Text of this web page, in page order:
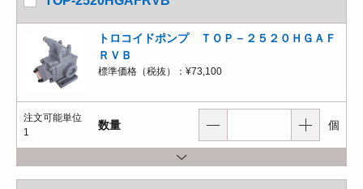
トロコイドポンプ ＴＯＰ－２５２０ＨＧＡＦ
ＲＶＢ
標準価格（税抜）： ¥73,100
注文可能単位
1
数量 個